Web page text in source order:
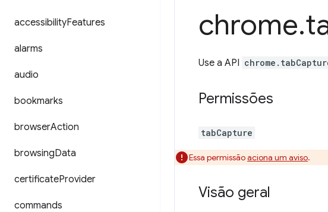
accessibilityFeatures
alarms
audio
bookmarks
browserAction
browsingData
certificateProvider
commands
chrome.
Use a API
Permissões
tabCapture
Essa permissãoaciona um aviso.
Visão geral